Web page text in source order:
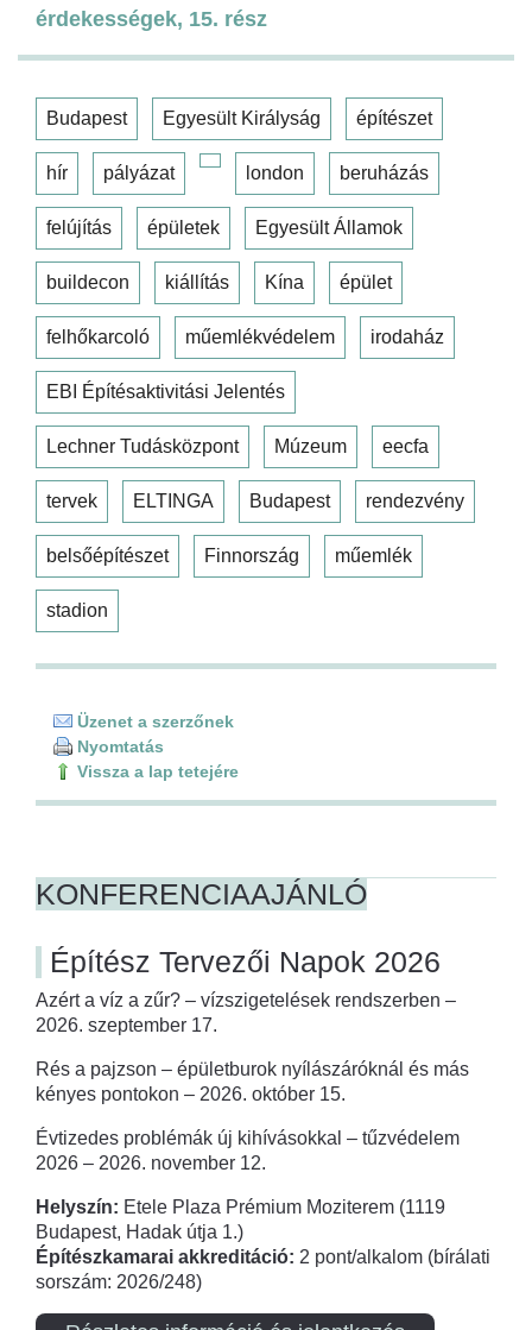
érdekességek, 15. rész
Budapest Egyesült Királyság építészet
hír pályázat london beruházás
felújítás épületek Egyesült Államok
buildecon kiállítás Kína épület
felhőkarcoló műemlékvédelem irodaház
EBI Építésaktivitási Jelentés
Lechner Tudásközpont Múzeum eecfa
tervek ELTINGA Budapest rendezvény
belsőépítészet Finnország műemlék
stadion
Üzenet a szerzőnek
Nyomtatás
Vissza a lap tetejére
KONFERENCIAAJÁNLÓ
Építész Tervezői Napok 2026
Azért a víz a zűr? – vízszigetelések rendszerben –
2026. szeptember 17.
Rés a pajzson – épületburok nyílászáróknál és más
kényes pontokon – 2026. október 15.
Évtizedes problémák új kihívásokkal – tűzvédelem
2026 – 2026. november 12.
Helyszín: Etele Plaza Prémium Moziterem (1119
Budapest, Hadak útja 1.)
Építészkamarai akkreditáció: 2 pont/alkalom (bírálati
sorszám: 2026/248)